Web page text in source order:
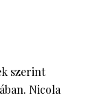
szerint
Nicola